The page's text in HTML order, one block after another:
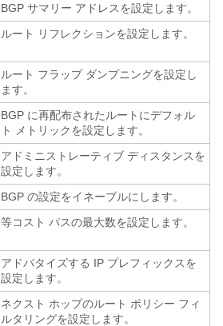
BGP サマリー アドレスを設定します。
ルート リフレクションを設定します。
ルート フラップ ダンプニングを設定し
ます。
BGP に再配布されたルートにデフォル
ト メトリックを設定します。
アドミニストレーティブ ディスタンスを
設定します。
BGP の設定をイネーブルにします。
等コスト パスの最大数を設定します。
アドバタイズする IP プレフィックスを
設定します。
ネクスト ホップのルート ポリシー フィ
ルタリングを設定します。